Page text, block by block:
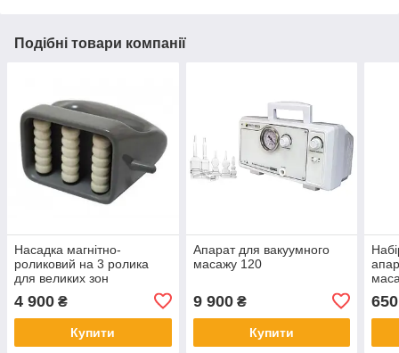
Подібні товари компанії
Насадка магнітно-
роликовий на 3 ролика
для великих зон
4 900 ₴
Купити
Апарат для вакуумного
масажу 120
9 900₴
Купити
650